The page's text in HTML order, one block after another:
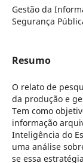
Gestão da
Segurança
Resumo
O relato de
da produção e
Tem como
informação
Inteligência do
uma análise
se essa